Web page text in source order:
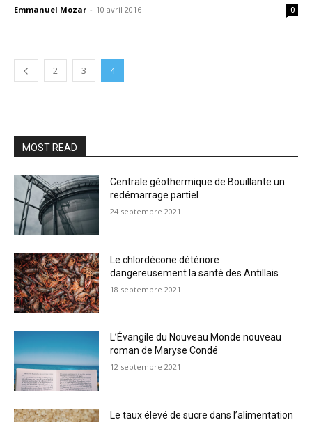
Emmanuel Mozar - 10 avril 2016 0
2 3 4
MOST READ
Centrale géothermique de Bouillante un
redémarrage partiel
24 septembre 2021
Le chlordécone détériore
dangereusement la santé des Antillais
18 septembre 2021
L’Évangile du Nouveau Monde nouveau
roman de Maryse Condé
12 septembre 2021
Le taux élevé de sucre dans l’alimentation